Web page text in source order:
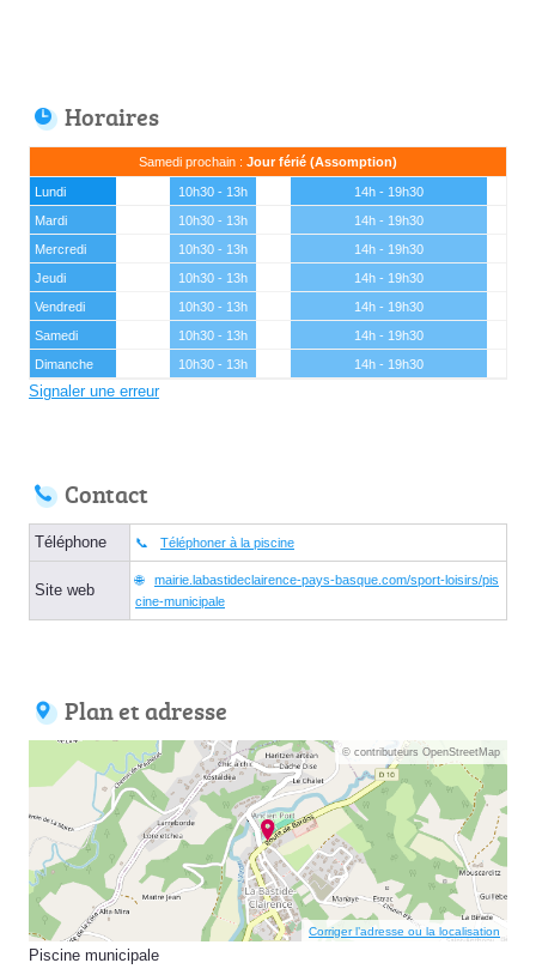
Horaires
Samedi prochain : Jour férié (Assomption)
Lundi 10h30 - 13h
14h - 19h30
Mardi
10h30 - 13h
14h - 19h30
Mercredi
10h30 - 13h
14h - 19h30
Jeudi
10h30 - 13h
14h - 19h30
Vendredi
10h30 - 13h
14h - 19h30
Samedi
10h30 - 13h
14h - 19h30
Dimanche
10h30 - 13h 14h - 19h30
Signaler une erreur
Contact
Téléphone Téléphoner à la piscine
Site web
mairie.labastideclairence-pays-basque.com/sport-loisirs/pis
cine-municipale
Plan et adresse
© contributeurs OpenStreetMap
Corriger l’adresse ou la localisation
Piscine municipale